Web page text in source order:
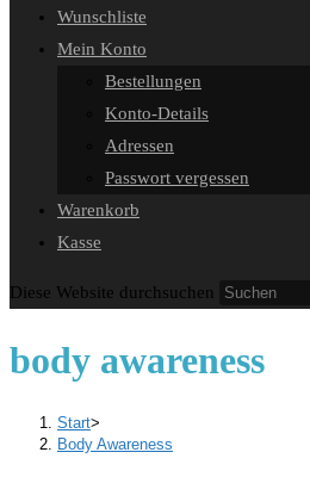
Wunschliste
Mein Konto
Bestellungen
Konto-Details
Adressen
Passwort vergessen
Warenkorb
Kasse
Diese Website durchsuchen
body awareness
Start>
Body Awareness